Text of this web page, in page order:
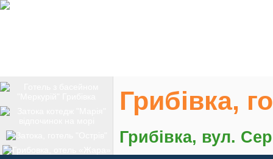
Грибівка,
Грибівка, вул.